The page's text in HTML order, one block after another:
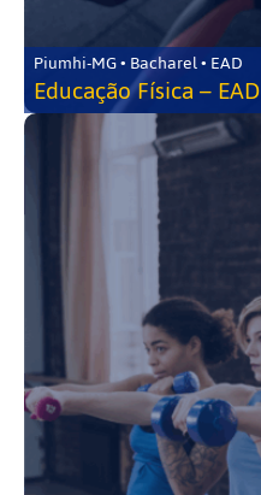
Piumhi-MG • Bacharel • EAD
Educação Física – EAD